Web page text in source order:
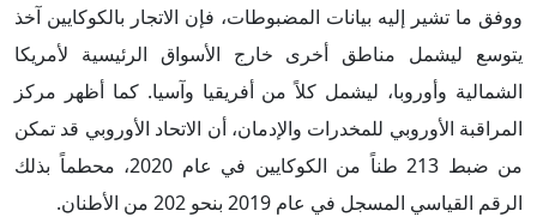
ووفق ما تشير إليه بيانات المضبوطات، فإن الاتجار بالكوكايين آخذ
يتوسع ليشمل مناطق أخرى خارج الأسواق الرئيسية لأمريكا
الشمالية وأوروبا، ليشمل كلاً من أفريقيا وآسيا. كما أظهر مركز
المراقبة الأوروبي للمخدرات والإدمان، أن الاتحاد الأوروبي قد تمكن
من ضبط 213 طناً من الكوكايين في عام 2020، محطماً بذلك
الرقم القياسي المسجل في عام 2019 بنحو 202 من الأطنان.